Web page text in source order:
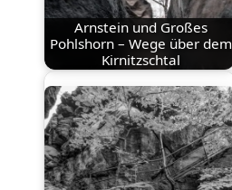
Arnstein und Großes
Pohlshorn – Wege über dem
Kirnitzschtal